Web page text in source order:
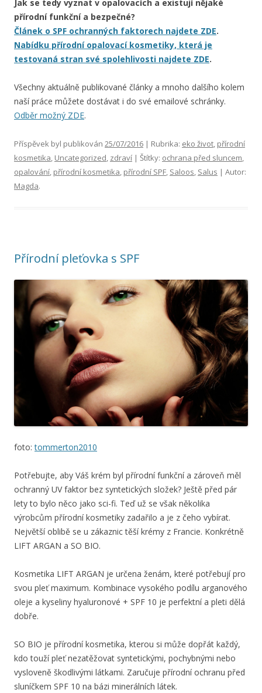
Jak se tedy vyznat v opalovacích a existují nějaké
přírodní funkční a bezpečné?
Článek o SPF ochranných faktorech najdete ZDE.
Nabídku přírodní opalovací kosmetiky, která je
testovaná stran své spolehlivosti najdete ZDE.
Všechny aktuálně publikované články a mnoho dalšího kolem
naší práce můžete dostávat i do své emailové schránky.
Odběr možný ZDE.
Příspěvek byl publikován 25/07/2016 | Rubrika: eko život, přírodní
kosmetika, Uncategorized, zdraví | Štítky: ochrana před sluncem,
opalování, přírodní kosmetika, přírodní SPF, Saloos, Salus | Autor:
Magda.
Přírodní pleťovka s SPF
foto:tommerton2010
Potřebujte, aby Váš krém byl přírodní funkční a zároveň měl
ochranný UV faktor bez syntetických složek? Ještě před pár
lety to bylo něco jako sci-fi. Teď už se však několika
výrobcům přírodní kosmetiky zadařilo a je z čeho vybírat.
Největší oblibě se u zákaznic těší krémy z Francie. Konkrétně
LIFT ARGAN a SO BIO.
Kosmetika LIFT ARGAN je určena ženám, které potřebují pro
svou pleť maximum. Kombinace vysokého podílu arganového
oleje a kyseliny hyaluronové + SPF 10 je perfektní a pleti dělá
dobře.
SO BIO je přírodní kosmetika, kterou si může dopřát každý,
kdo touží pleť nezatěžovat syntetickými, pochybnými nebo
vysloveně škodlivými látkami. Zaručuje přírodní ochranu před
sluníčkem SPF 10 na bázi minerálních látek.